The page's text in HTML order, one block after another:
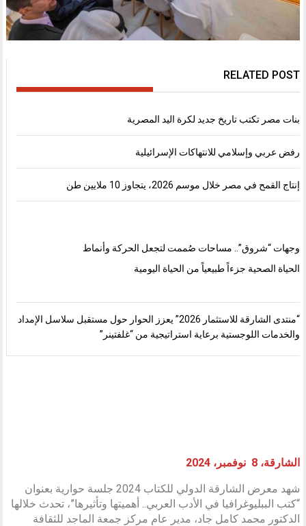
RELATED POST
بنات مصر تكتب تاريخ جديد لكرة اليد المصرية
رفض عربي وإسلامي للانتهاكات الإسرائيلية
إنتاج القمح في مصر خلال موسم 2026، يتجاوز 10 ملايين طن
وجهات “شروق”.. مساحات صُممت لتجعل الحركة وأنماط
الحياة الصحية جزءاً طبيعياً من الحياة اليومية
“منتدى الشارقة للاستثمار 2026” يعزز الحوار حول مستقبل سلاسل الإمداد
والخدمات اللوجستية برعاية استراتيجية من “غلفتينر”
الشارقة، 8 نوفمبر، 2024
شهد معرض الشارقة الدولي للكتاب 2024 جلسة حوارية بعنوان
“كتب الببليوغرافيا في الأدب العربي.. أهميتها وتأثيرها”، تحدث خلالها
الدكتور محمد كامل جاد، مدير عام مركز جمعة الماجد للثقافة